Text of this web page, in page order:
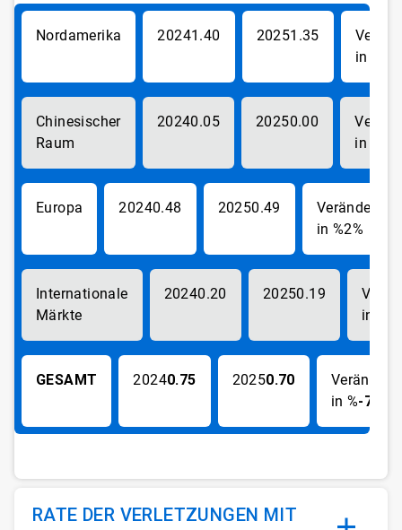
Nordamerika 1.40
1.35
Chinesischer
Raum
0.05
0.00
Europa 0.48
0.49
2%
Internationale
Märkte
0.20
0.19
GESAMT 0.75
0.70
-7%
RATE DER VERLETZUNGEN MIT